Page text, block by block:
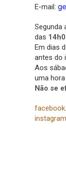
E-mail:
Segunda
das
Em dias
antes do
Aos
uma
Não se